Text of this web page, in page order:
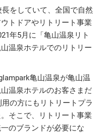
をしていて、全国で自然
トドアやリトリート事業
年5月に「亀山温泉リト
温泉ホテルでのリトリー
亀山温泉が亀山温
温泉ホテルのお客さまだ
の方にもリトリートプラ
そこで、リトリート事業
のブランドが必要にな